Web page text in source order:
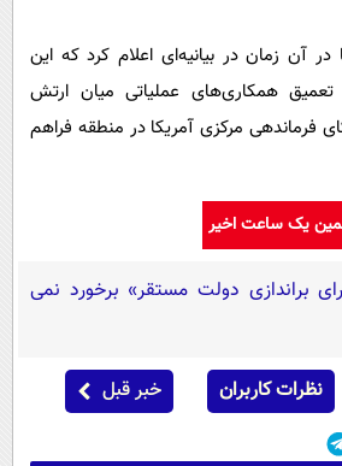
در آن زمان در بیانیه‌ای اعلام کرد که این
تعمیق همکاری‌های عملیاتی میان ارتش
فرماندهی مرکزی آمریکا در منطقه فراهم
یک ساعت اخیر
براندازی دولت مستقر» برخورد نمی
نظرات کاربران خبر قبل